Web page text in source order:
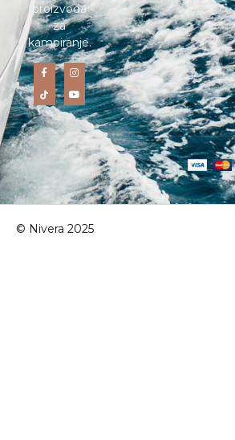
proizvoda
za
kampiranje.
© Nivera 2025